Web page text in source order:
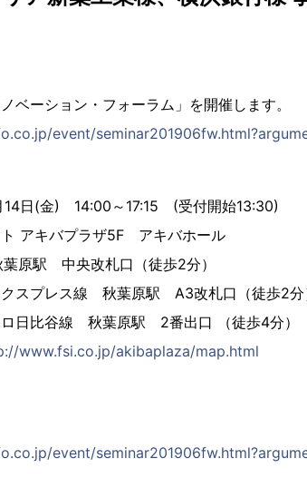
ベーション・フォーラム」を開催します。
event/
日(金) 14:00～17:15 (受付開始13:30)
キバプラザ5F アキバホール
央改札口（徒歩2分）
ス線 秋葉原駅 A3改札口（徒歩2分
線 秋葉原駅 2番出口 （徒歩4分）
www.fsi.co.jp/akibaplaza/map.html
event/